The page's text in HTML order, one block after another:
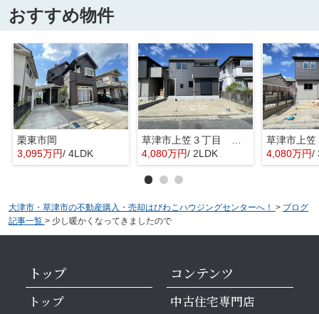
おすすめ物件
栗東市岡
3,095万円/ 4LDK
4,080万円/ 2LDK 4,080万円/
大津市・草津市の不動産購入・売却はびわこハウジングセンターへ！ > ブログ
記事一覧 > 少し暖かくなってきましたので
トップ
トップ
コンテンツ
中古住宅専門店